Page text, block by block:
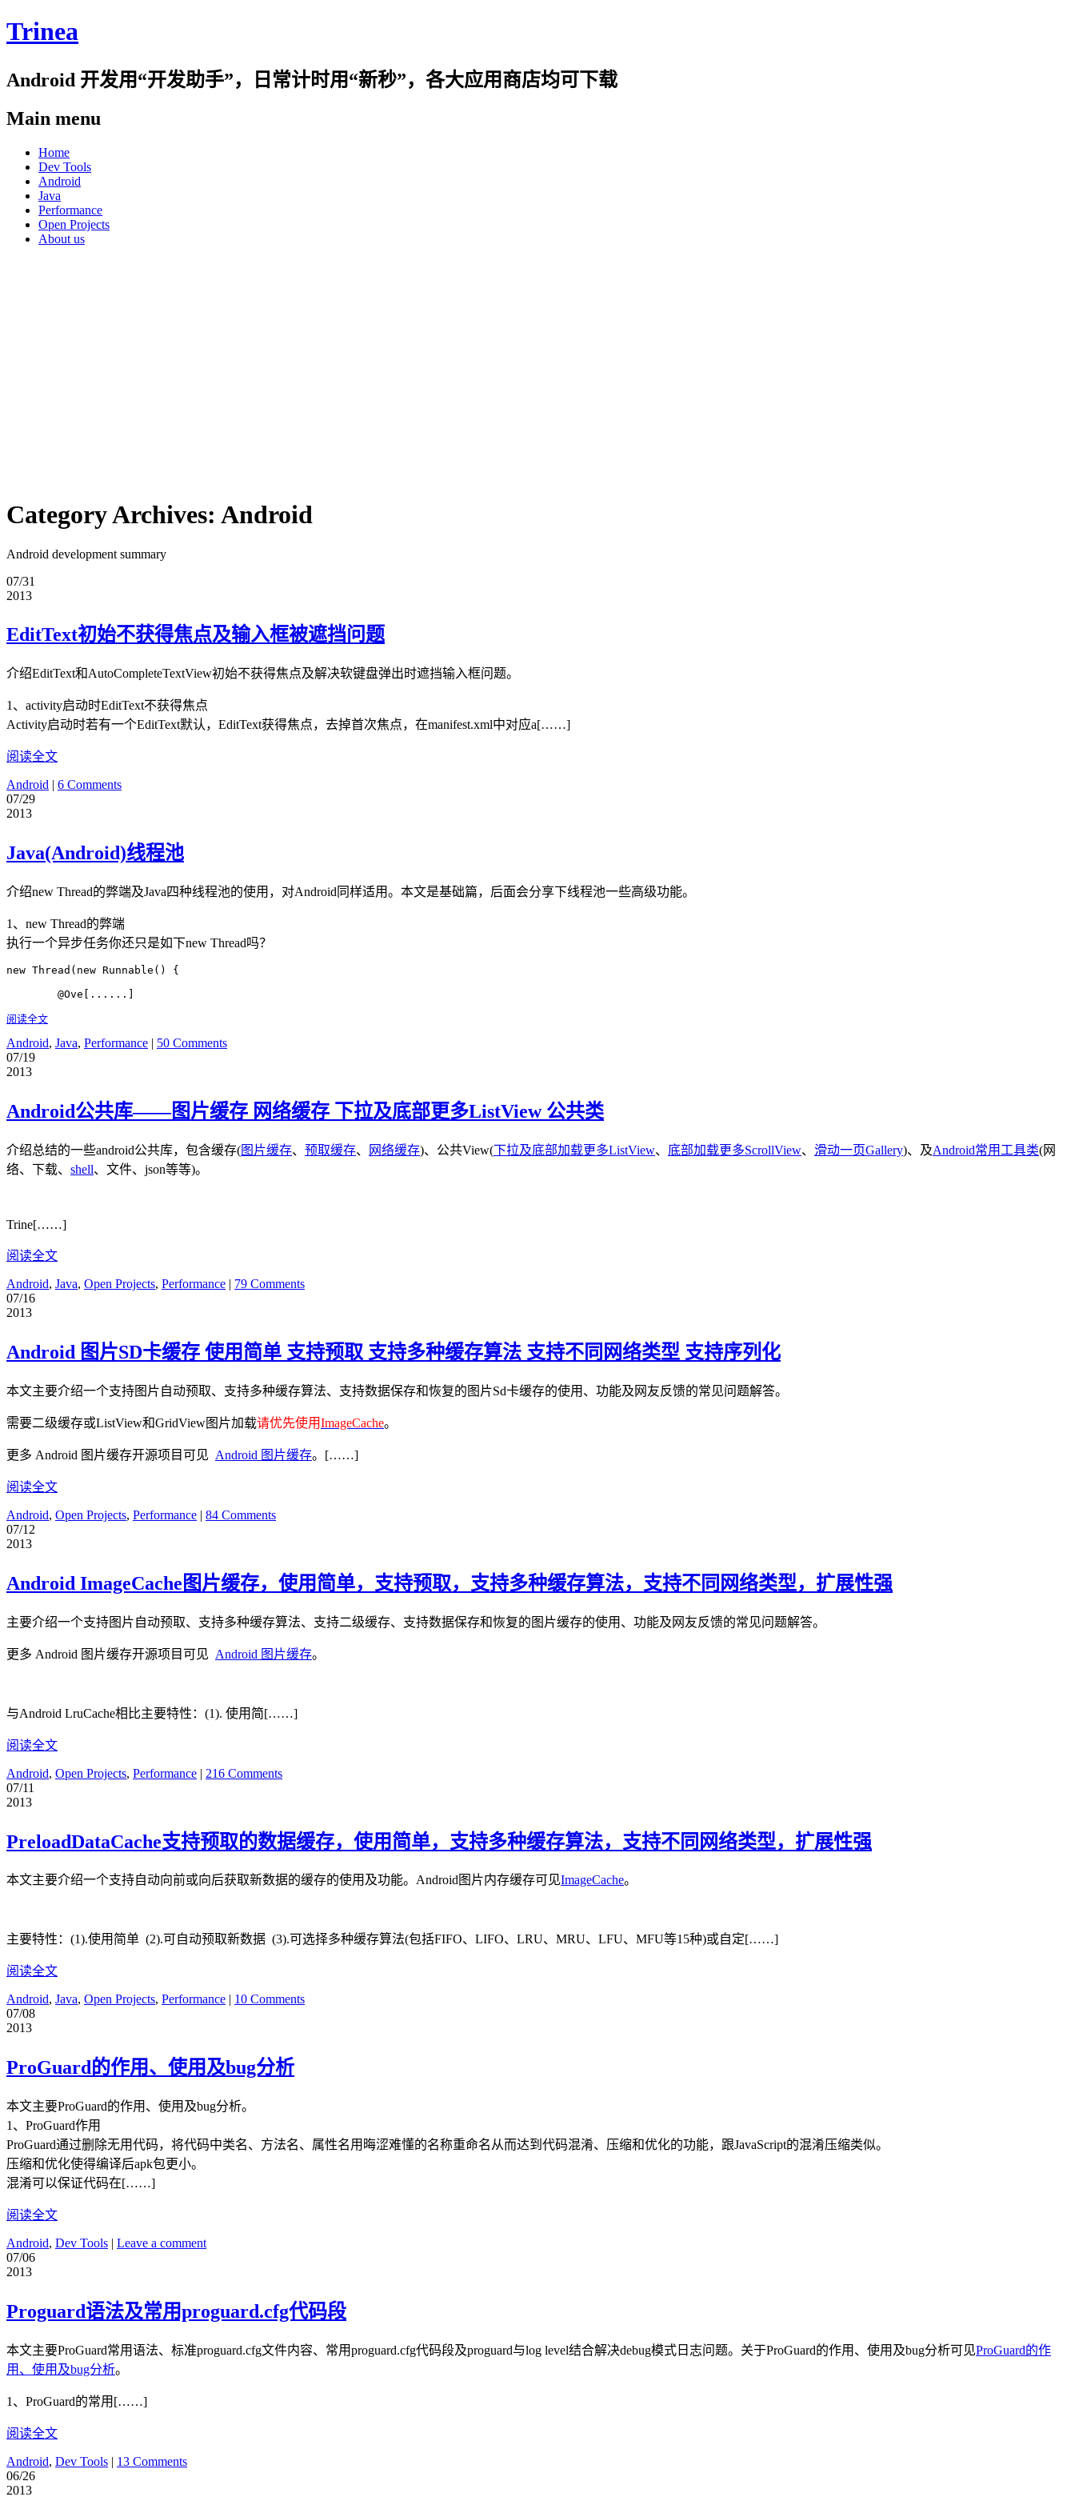
Trinea
Android 开发用“开发助手”，日常计时用“新秒”，各大应用商店均可下载
Main menu
Skip
content
Home
Dev Tools
Android
Java
Performance
Open Projects
About us
Category Archives: Android
Android development summary
07/31
2013
EditText初始不获得焦点及输入框被遮挡问题
介绍EditText和AutoCompleteTextView初始不获得焦点及解决软键盘弹出时遮挡输入框问题。
1、activity启动时EditText不获得焦点
Activity启动时若有一个EditText默认，EditText获得焦点，去掉首次焦点，在manifest.xml中对应a[……]
阅读全文
Android | 6 Comments
07/29
2013
Java(Android)线程池
介绍new Thread的弊端及Java四种线程池的使用，对Android同样适用。本文是基础篇，后面会分享下线程池一些高级功能。
1、new Thread的弊端
执行一个异步任务你还只是如下new Thread吗？
new Thread(new Runnable() {
	@Ove[......]
阅读全文
Android, Java, Performance | 50 Comments
07/19
2013
Android公共库——图片缓存 网络缓存 下拉及底部更多ListView 公共类
介绍总结的一些android公共库，包含缓存(图片缓存、 预取缓存、 网络缓存)、公共View(下拉及底部加载更多ListView、 底部加载更多ScrollView、 滑动一页Gallery)、及Android常用工具类(网
络、下载、 shell、文件、json等等)。
Trine[……]
阅读全文
Android, Java, Open Projects, Performance | 79 Comments
07/16
2013
Android 图片SD卡缓存 使用简单 支持预取 支持多种缓存算法 支持不同网络类型 支持序列化
本文主要介绍一个支持图片自动预取、支持多种缓存算法、支持数据保存和恢复的图片Sd卡缓存的使用、功能及网友反馈的常见问题解答。
需要二级缓存或ListView和GridView图片加载请优先使用ImageCache。
更多 Android 图片缓存开源项目可见 Android 图片缓存。[……]
阅读全文
Android, Open Projects, Performance | 84 Comments
07/12
2013
Android ImageCache图片缓存，使用简单，支持预取，支持多种缓存算法，支持不同网络类型，扩展性强
主要介绍一个支持图片自动预取、支持多种缓存算法、支持二级缓存、支持数据保存和恢复的图片缓存的使用、功能及网友反馈的常见问题解答。
更多 Android 图片缓存开源项目可见 Android 图片缓存。
与Android LruCache相比主要特性：(1). 使用简[……]
阅读全文
Android, Open Projects, Performance | 216 Comments
07/11
2013
PreloadDataCache支持预取的数据缓存，使用简单，支持多种缓存算法，支持不同网络类型，扩展性强
本文主要介绍一个支持自动向前或向后获取新数据的缓存的使用及功能。Android图片内存缓存可见ImageCache。
主要特性：(1).使用简单 (2).可自动预取新数据 (3).可选择多种缓存算法(包括FIFO、LIFO、LRU、MRU、LFU、MFU等15种)或自定[……]
阅读全文
Android, Java, Open Projects, Performance | 10 Comments
07/08
2013
ProGuard的作用、使用及bug分析
本文主要ProGuard的作用、使用及bug分析。
1、ProGuard作用
ProGuard通过删除无用代码，将代码中类名、方法名、属性名用晦涩难懂的名称重命名从而达到代码混淆、压缩和优化的功能，跟JavaScript的混淆压缩类似。
压缩和优化使得编译后apk包更小。
混淆可以保证代码在[……]
阅读全文
Android, Dev Tools | Leave a comment
07/06
2013
Proguard语法及常用proguard.cfg代码段
本文主要ProGuard常用语法、标准proguard.cfg文件内容、常用proguard.cfg代码段及proguard与log level结合解决debug模式日志问题。关于ProGuard的作用、使用及bug分析可见ProGuard的作
用、使用及bug分析。
1、ProGuard的常用[……]
阅读全文
Android, Dev Tools | 13 Comments
06/26
2013